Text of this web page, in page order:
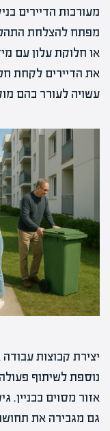
מעורבות הדיירים
מפתח להצלחת
או חלוקת עלון עם
את הדיירים לקחת
עשויה לעורר בהם
יצירת קבוצות עבודה
נוספת לשיתוף
אזור מסוים
גם מגבירה את